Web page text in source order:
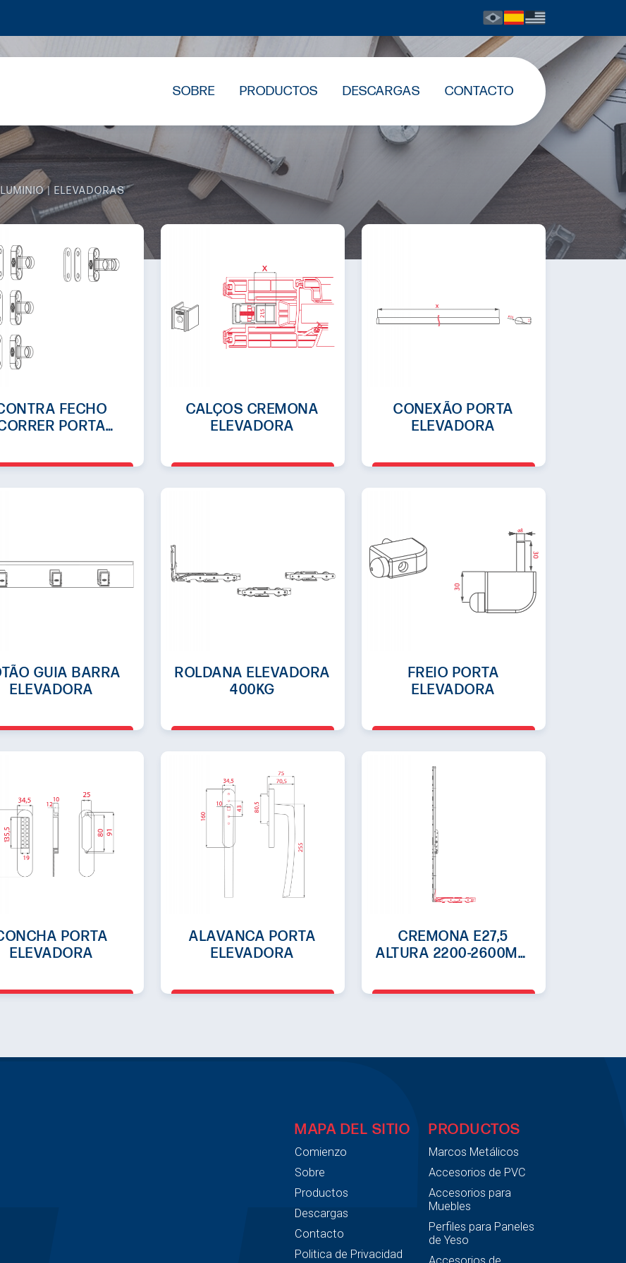
SOBRE PRODUCTOS DESCARGAS CONTACTO
ELEVADORAS
FECHO
PORTA
CALÇOS CREMONA
ELEVADORA
CONEXÃO PORTA
ELEVADORA
GUIA BARRA
ELEVADORA
ROLDANA ELEVADORA
400KG
FREIO PORTA
ELEVADORA
PORTA
ELEVADORA
ALAVANCA PORTA
ELEVADORA
CREMONA E27,5
ALTURA 2200-2600MM
MAPA DEL SITIO
Comienzo
Sobre
Productos
Descargas
Contacto
Politica de Privacidad
PRODUCTOS
Marcos Metálicos
Accesorios de PVC
Accesorios para
Muebles
Perfiles para Paneles
de Yeso
Accesorios de